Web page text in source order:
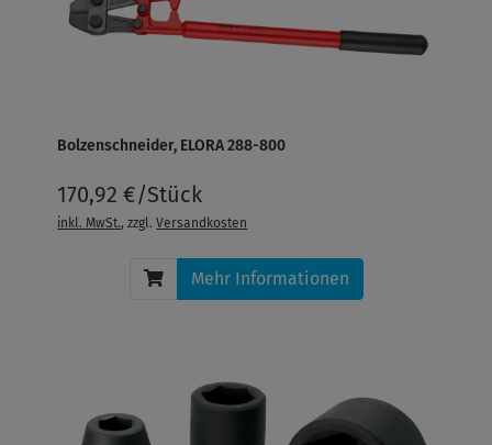
Bolzenschneider, ELORA 288-800
170,92 €/Stück
inkl. MwSt., zzgl.Versandkosten
Mehr Informationen